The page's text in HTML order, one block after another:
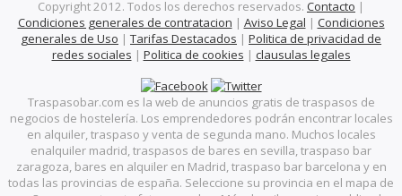
Bar 80 m2 zona Tetuá..
Copyright 2012. Todos los derechos reservados. Contacto |
Condiciones generales de contratacion | Aviso Legal | Condiciones
generales de Uso | Tarifas Destacados | Politica de privacidad de
redes sociales | Politica de cookies | clausulas legales
Traspasobar.com es la web de anuncios gratis de traspasos de
negocios de hostelería. Los emprendedores podrán encontrar locales
en alquiler, traspaso y venta de segunda mano. Muchos locales
enalquiler madrid, traspasos de bares en sevilla, traspaso bar
zaragoza, bares en alquiler en Madrid, traspaso bar barcelona y en
todas las provincias de españa. Seleccione su provincia en el mapa de